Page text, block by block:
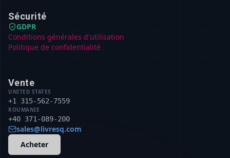
Sécurité
GDPR
Conditions générales d'utilisation
Politique de confidentialité
Vente
UNITED STATES
+1 315-562-7559
ROUMANIE
+40 371-089-200
sales@livresq.com
Acheter